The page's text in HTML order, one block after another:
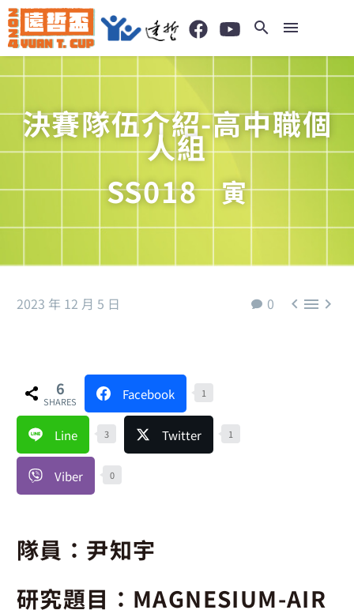
決賽隊伍介紹-高中職個
人組
SS018
寅
0   
2023 年 12 月 5 日
6
SHARES Facebook 1
Line 3 Twitter 1
Viber 0
隊員：尹知宇
研究題目：MAGNESIUM-AIR